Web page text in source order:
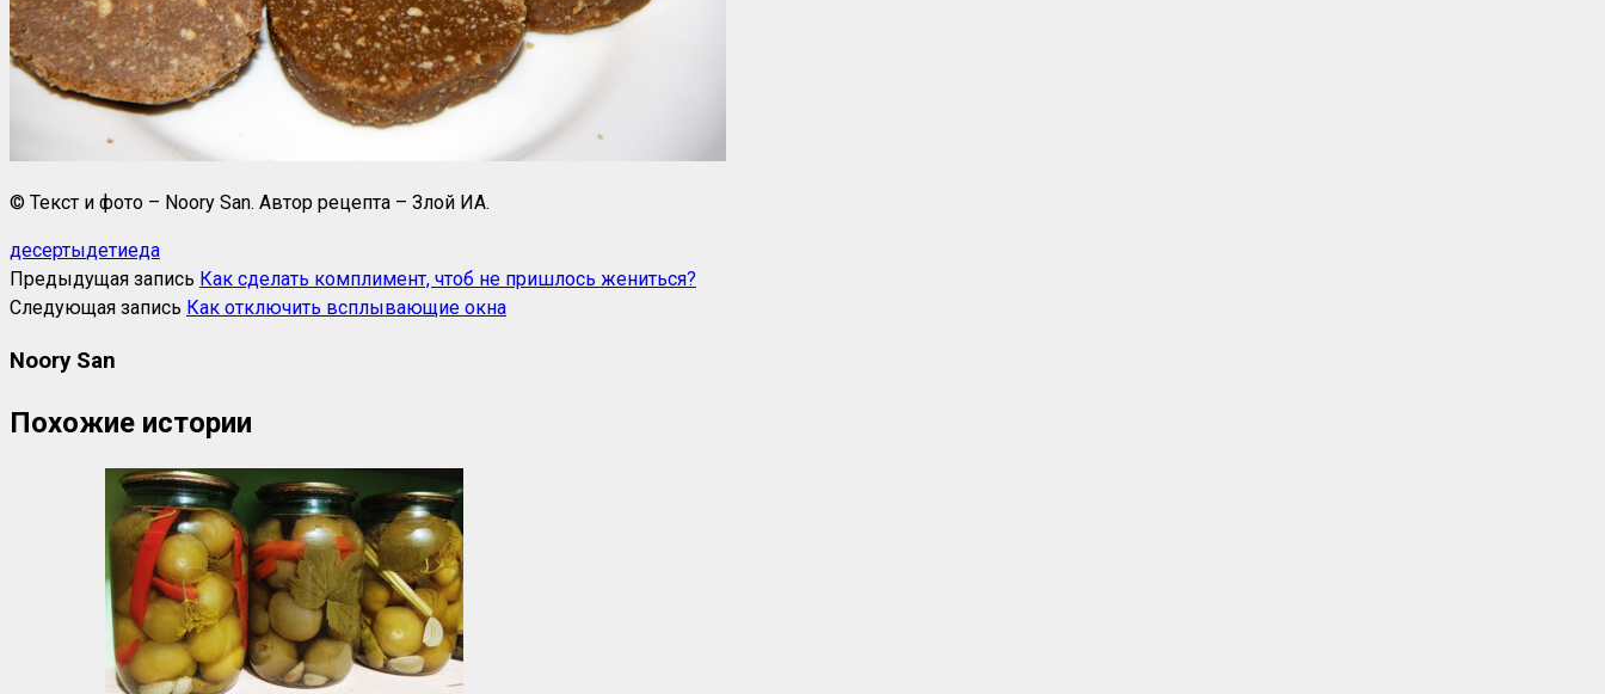
© Текст и фото – Noory San. Автор рецепта – Злой ИА.
десертыдетиеда
Предыдущая запись Как сделать комплимент, чтоб не пришлось жениться?
Следующая запись Как отключить всплывающие окна
Noory San
Похожие истории